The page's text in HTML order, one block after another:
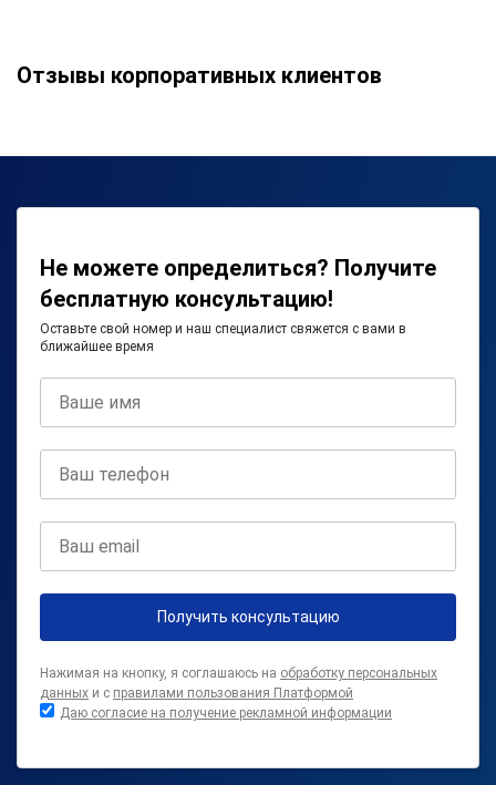
Отзывы корпоративных клиентов
Не можете определиться? Получите
бесплатную консультацию!
Оставьте свой номер и наш специалист свяжется с вами в
ближайшее время
Получить консультацию
Нажимая на кнопку, я соглашаюсь на обработку персональных
данных и с правилами пользования Платформой
Даю согласие на получение рекламной информации